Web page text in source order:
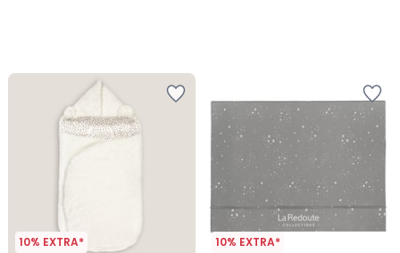
10% EXTRA* 10% EXTRA*